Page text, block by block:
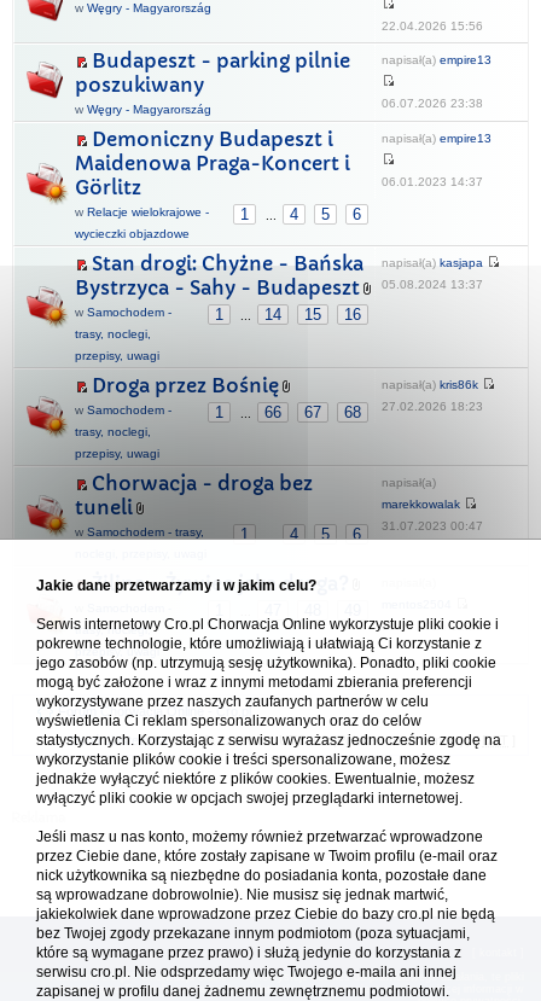
w Węgry - Magyarország
22.04.2026 15:56
Budapeszt - parking pilnie
poszukiwany
w Węgry - Magyarország
napisał(a) empire13
06.07.2026 23:38
Demoniczny Budapeszt i
Maidenowa Praga-Koncert i
Görlitz
1 ... 4 5 6
w Relacje wielokrajowe -
wycieczki objazdowe
napisał(a) empire13
06.01.2023 14:37
Stan drogi: Chyżne - Bańska
Bystrzyca - Sahy - Budapeszt
1 ... 14 15 16
w Samochodem -
trasy, noclegi,
przepisy, uwagi
napisał(a) kasjapa
05.08.2024 13:37
Droga przez Bośnię
1 ... 66 67 68
w Samochodem -
trasy, noclegi,
przepisy, uwagi
napisał(a) kris86k
27.02.2026 18:23
Chorwacja - droga bez
tuneli
1 4 5 6
w Samochodem - trasy,
napisał(a)
marekkowalak
31.07.2023 00:47
Żilina - Żywiec jaka droga?
trasy, noclegi,
przepisy, uwagi
26.07.2026 12:26
Forum Chorwacja Online - Cro.pl
Usuń ciasteczka• Strefa czasowa: UTC + 1 (Polska - czas zimowy) [ DST
[reklama ] [
Platforma cro.pl© Chorwacja online™ wykorzystuje cookies do prawidłowego działania, te pliki
gromadzą na Twoim komputerze dane ułatwiające korzystanie z serwisu; więcej informacji w
Jakie dane przetwarzamy i w jakim celu?
Serwis internetowy Cro.pl Chorwacja Online wykorzystuje pliki cookie i
pokrewne technologie, które umożliwiają i ułatwiają Ci korzystanie z
jego zasobów (np. utrzymują sesję użytkownika). Ponadto, pliki cookie
mogą być założone i wraz z innymi metodami zbierania preferencji
wykorzystywane przez naszych zaufanych partnerów w celu
wyświetlenia Ci reklam spersonalizowanych oraz do celów
statystycznych. Korzystając z serwisu wyrażasz jednocześnie zgodę na
wykorzystanie plików cookie i treści spersonalizowane, możesz
jednakże wyłączyć niektóre z plików cookies. Ewentualnie, możesz
wyłączyć pliki cookie w opcjach swojej przeglądarki internetowej.
Jeśli masz u nas konto, możemy również przetwarzać wprowadzone
przez Ciebie dane, które zostały zapisane w Twoim profilu (e-mail oraz
nick użytkownika są niezbędne do posiadania konta, pozostałe dane
są wprowadzane dobrowolnie). Nie musisz się jednak martwić,
jakiekolwiek dane wprowadzone przez Ciebie do bazy cro.pl nie będą
bez Twojej zgody przekazane innym podmiotom (poza sytuacjami,
które są wymagane przez prawo) i służą jedynie do korzystania z
serwisu cro.pl. Nie odsprzedamy więc Twojego e-maila ani innej
zapisanej w profilu danej żadnemu zewnętrznemu podmiotowi.